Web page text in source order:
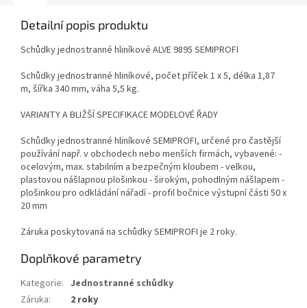
Detailní popis produktu
Schůdky jednostranné hliníkové ALVE 9895 SEMIPROFI
Schůdky jednostranné hliníkové, počet příček 1 x 5, délka 1,87
m, šířka 340 mm, váha 5,5 kg.
VARIANTY A BLIŽŠÍ SPECIFIKACE MODELOVÉ ŘADY
Schůdky jednostranné hliníkové SEMIPROFI, určené pro častější
používání např. v obchodech nebo menších firmách, vybavené: -
ocelovým, max. stabilním a bezpečným kloubem - velkou,
plastovou nášlapnou plošinkou - širokým, pohodlným nášlapem -
plošinkou pro odkládání nářadí - profil bočnice výstupní části 50 x
20 mm
Záruka poskytovaná na schůdky SEMIPROFI je 2 roky.
Doplňkové parametry
Kategorie: Jednostranné schůdky
Záruka:
2 roky